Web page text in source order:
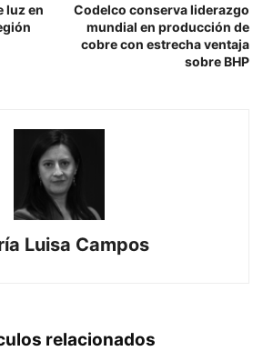
luz en
Codelco conserva liderazgo
mundial en producción de
cobre con estrecha ventaja
sobre BHP
Luisa Campos
relacionados